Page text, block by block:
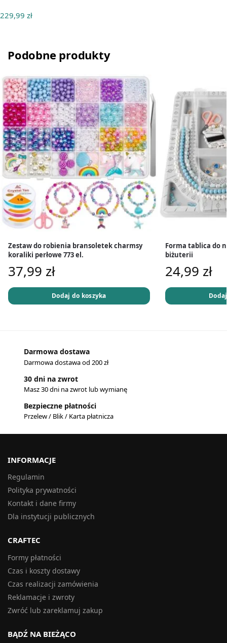
229,99 zł
Podobne produkty
Zestaw do robienia bransoletek charmsy
koraliki perłowe 773 el.
37,99 zł
Dodaj do koszyka
Forma tablica do
biżuterii
24,99 zł
Darmowa dostawa
Darmowa dostawa od 200 zł
30 dni na zwrot
Masz 30 dni na zwrot lub wymianę
Bezpieczne płatności
Przelew / Blik / Karta płatnicza
INFORMACJE
Regulamin
Polityka prywatności
Kontakt i dane firmy
Dla instytucji publicznych
CRAFTEC
Formy płatności
Czas i koszty dostawy
Czas realizacji zamówienia
Reklamacje i zwroty
Zwróć lub zareklamuj zakup
BĄDŹ NA BIEŻĄCO